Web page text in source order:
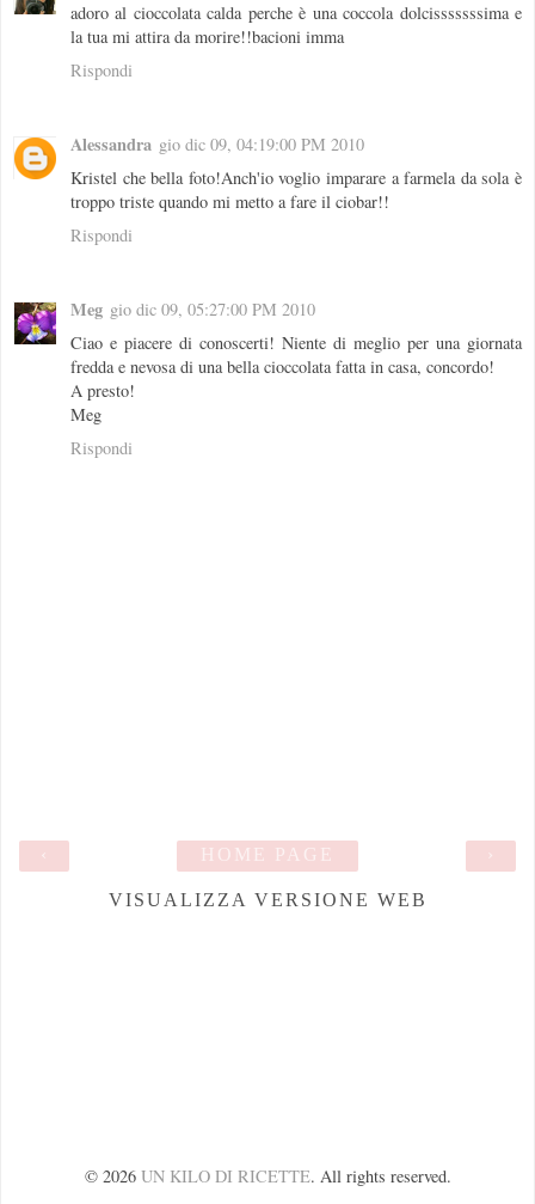
adoro al cioccolata calda perche è una coccola dolcisssssssima e
la tua mi attira da morire!!bacioni imma
Rispondi
Alessandra gio dic 09, 04:19:00 PM 2010
Kristel che bella foto!Anch'io voglio imparare a farmela da sola è
troppo triste quando mi metto a fare il ciobar!!
Rispondi
Meg gio dic 09, 05:27:00 PM 2010
Ciao e piacere di conoscerti! Niente di meglio per una giornata
fredda e nevosa di una bella cioccolata fatta in casa, concordo!
A presto!
Meg
Rispondi
›
HOME PAGE
VISUALIZZA VERSIONE WEB
© 2026 UN KILO DI RICETTE. All rights reserved.